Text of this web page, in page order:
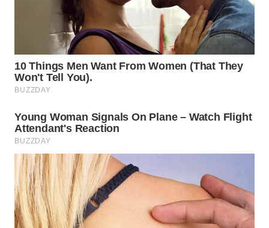
TAPANULI
TENGAH
WN DELI
SERDANG
TEBING
TINGGI
WN
PAKPAK
WN
KARAWANG